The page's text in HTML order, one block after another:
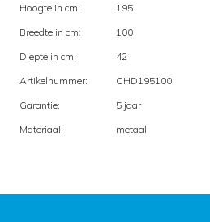
Hoogte in cm:
195
Breedte in cm:
100
Diepte in cm:
42
Artikelnummer:
CHD195100
Garantie:
5 jaar
Materiaal:
metaal